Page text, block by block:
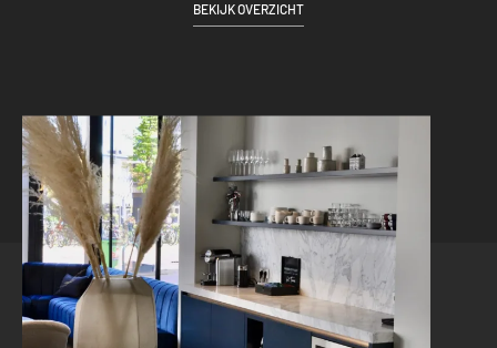
BEKIJK OVERZICHT